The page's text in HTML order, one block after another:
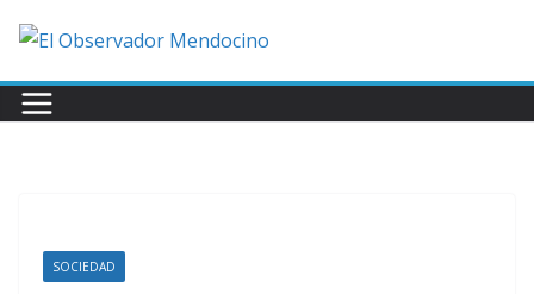
contenido
SOCIEDAD